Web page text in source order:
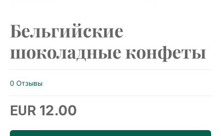
Бельгийские
шоколадные конфеты
0 Отзывы
EUR 12.00